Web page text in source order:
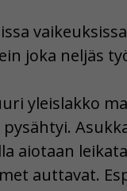
joka neljäs
yleislakko
aiotaan
auttavat.